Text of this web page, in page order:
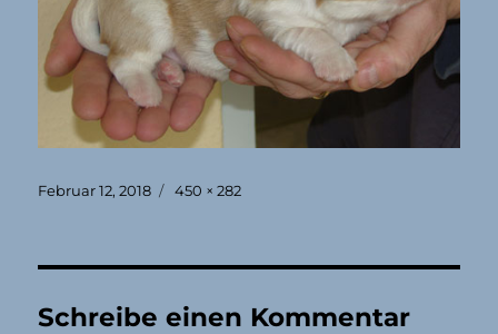
Veröffentlicht
Februar 12, 2018 Originalgröße
450 × 282
Schreibe einen Kommentar